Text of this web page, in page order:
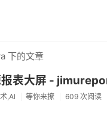
下的文章
表大屏 -
,AI 等你来撩 609 次阅读